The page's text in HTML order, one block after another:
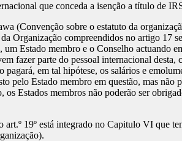
que conceda a isenção a título de
(Convenção sobre o estatuto da
Organização compreendidos no artigo 17
Estado membro e o Conselho actuando
fazer parte do pessoal internacional
em tal hipótese, os salários e
pelo Estado membro em questão, mas
Estados membros não poderão ser
19º está integrado no Capitulo VI que